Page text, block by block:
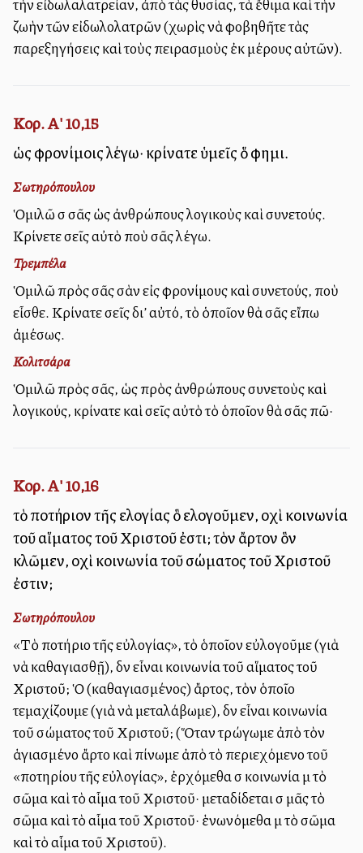
ζωὴν τῶν εἰδωλολατρῶν (χωρὶς νὰ φοβηθῆτε τὰς
παρεξηγήσεις καὶ τοὺς πειρασμοὺς ἐκ μέρους αὐτῶν).
Κορ. Α' 10,15
ὡς φρονίμοις λέγω· κρίνατε ὑμεῖς ὅ φημι.
Σωτηρόπουλου
Ὁμιλῶ σὲ σᾶς ὡς ἀνθρώπους λογικοὺς καὶ συνετούς.
Κρίνετε σεῖς αὐτὸ ποὺ σᾶς λέγω.
Τρεμπέλα
Ὁμιλῶ πρὸς σᾶς σὰν εἰς φρονίμους καὶ συνετούς, ποὺ
εἶσθε. Κρίνατε σεῖς δι’ αὐτό, τὸ ὁποῖον θὰ σᾶς εἴπω
ἀμέσως.
Κολιτσάρα
Ὁμιλῶ πρὸς σᾶς, ὡς πρὸς ἀνθρώπους συνετοὺς καὶ
λογικούς, κρίνατε καὶ σεῖς αὐτὸ τὸ ὁποῖον θὰ σᾶς πῶ·
Κορ. Α' 10,16
τὸ ποτήριον τῆς εὐλογίας ὃ εὐλογοῦμεν, οὐχὶ κοινωνία
τοῦ αἵματος τοῦ Χριστοῦ ἐστι; τὸν ἄρτον ὃν
κλῶμεν, οὐχὶ κοινωνία τοῦ σώματος τοῦ Χριστοῦ
ἐστιν;
Σωτηρόπουλου
«Τὸ ποτήριο τῆς εὐλογίας», τὸ ὁποῖον εὐλογοῦμε (γιὰ
νὰ καθαγιασθῇ), δὲν εἶναι κοινωνία τοῦ αἵματος τοῦ
Χριστοῦ; Ὁ (καθαγιασμένος) ἄρτος, τὸν ὁποῖο
τεμαχίζουμε (γιὰ νὰ μεταλάβωμε), δὲν εἶναι κοινωνία
τοῦ σώματος τοῦ Χριστοῦ; (Ὅταν τρώγωμε ἀπὸ τὸν
ἁγιασμένο ἄρτο καὶ πίνωμε ἀπὸ τὸ περιεχόμενο τοῦ
«ποτηρίου τῆς εὐλογίας», ἐρχόμεθα σὲ κοινωνία μὲ τὸ
σῶμα καὶ τὸ αἷμα τοῦ Χριστοῦ· μεταδίδεται σὲ μᾶς τὸ
σῶμα καὶ τὸ αἷμα τοῦ Χριστοῦ· ἑνωνόμεθα μὲ τὸ σῶμα
καὶ τὸ αἷμα τοῦ Χριστοῦ).